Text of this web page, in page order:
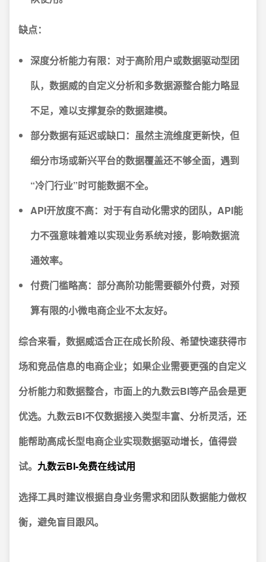
缺点：
深度分析能力有限：对于高阶用户或数据驱动型团
队，数据威的自定义分析和多数据源整合能力略显
不足，难以支撑复杂的数据建模。
部分数据有延迟或缺口：虽然主流维度更新快，但
细分市场或新兴平台的数据覆盖还不够全面，遇到
“冷门行业”时可能数据不全。
API开放度不高：对于有自动化需求的团队，API能
力不强意味着难以实现业务系统对接，影响数据流
通效率。
付费门槛略高：部分高阶功能需要额外付费，对预
算有限的小微电商企业不太友好。
综合来看，数据威适合正在成长阶段、希望快速获得市
场和竞品信息的电商企业；如果企业需要更强的自定义
分析能力和数据整合，市面上的九数云BI等产品会是更
优选。九数云BI不仅数据接入类型丰富、分析灵活，还
能帮助高成长型电商企业实现数据驱动增长，值得尝
试。 九数云BI-免费在线试用
选择工具时建议根据自身业务需求和团队数据能力做权
衡，避免盲目跟风。